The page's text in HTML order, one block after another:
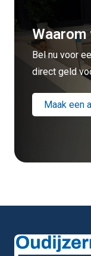
Waarom
Bel nu voor
direct geld
Maak een